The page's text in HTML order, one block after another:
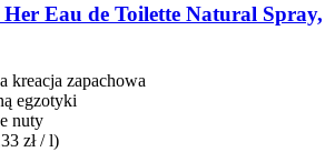
Eau de Toilette Natural Spray,
kreacja zapachowa
egzotyki
nuty
zł / l)